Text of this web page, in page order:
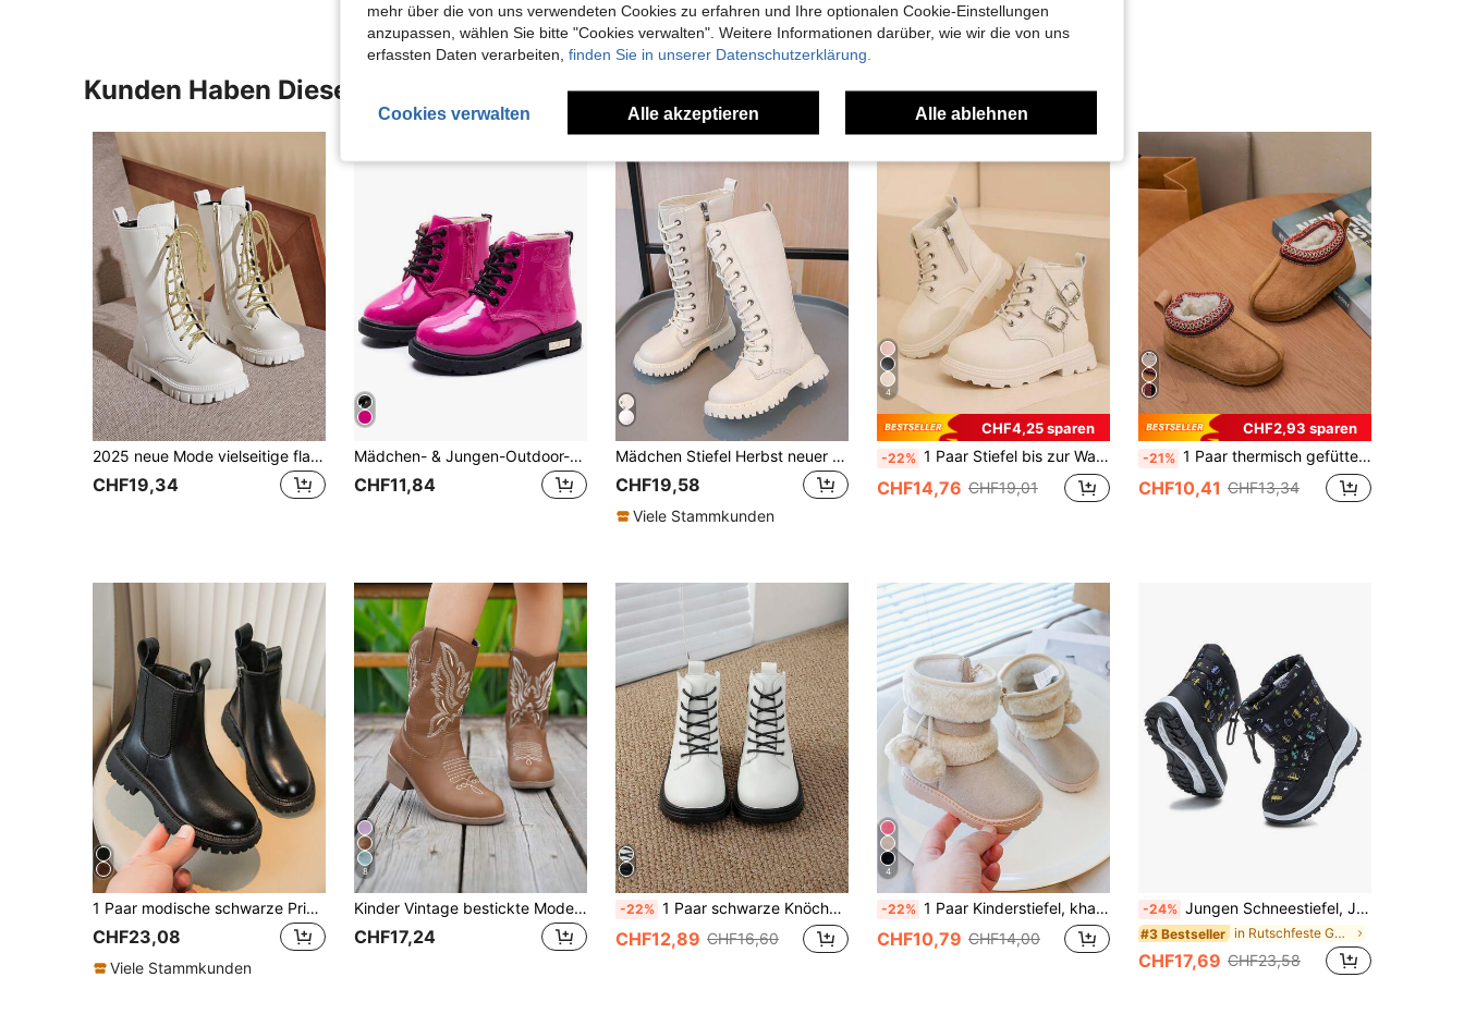
Kunden Haben Diese Artikel Auch Angeschaut
2025 neue Mode vielseitige flache Knöchelstiefel, Stiefel bis zur Mitte des Wades für Mädchen, Teenager Reitstiefel
CHF19,34
Mädchen- & Jungen-Outdoor-Freizeitstiefel aus Kunstleder, Mädchen-Kurzstiefel mit Plüschfutter
CHF11,84
Mädchen Stiefel Herbst neuer Stil Kinder High-Top Stiefel mittlere bis große Kinder Lässig lange Stiefel rutschfest flache Prinzessin Stiefel kleine Mädchen Seitenreißverschluss Motorradstiefel Campus Schüler Stiefel
CHF19,58
Viele Stammkunden
4
CHF4,25 sparen
-22% 1 Paar Stiefel bis zur Wade, weiches und bequemes PU-Gewebe, Innenseitenreißverschluss, Frontschnürung, minimalistisches Design, runde Zehenpartie, weiche Sohle, seitliche Metall-Schnallen-Dekoration, modische und süße Mädchen-Stiefeletten, geeignet für tägliche Lässig, Party, Campus, Outdoor-Tragen, Herbst/Winter neuer Stil
CHF14,76 CHF19,01
CHF2,93 sparen
-21% 1 Paar thermisch gefütterte Kinder-Stiefeletten, ultra dicke Plüsch-Schneestiefel für Kinder mit gewebtem Dekor, modische Slip-On-Stiefel für Jungen und Mädchen, geeignet für Innen- und Außenbereich, Skifahren, Festivals und Winter-Alltagsoutfits. (Größe fällt eine halbe Nummer klein aus, Empfehlung: eine Nummer größer kaufen)
CHF10,41 CHF13,34
1 Paar modische schwarze Prinzessinnenstiefel für Mädchen
CHF23,08
Viele Stammkunden
8
Kinder Vintage bestickte Mode Western Stiefel, spitz zulaufende Zehenpartie, klobiger Absatz, leichte Seitenreißverschluss Wadenhöhe Mode, weiche Sohle, weiche Oberfläche Kinder Performance Kostüm Stiefel, Kinder Feiertagsstiefel [Es wird empfohlen, eine Nummer größer zu wählen, die Größe fällt klein aus] Weihnachten, Kindergeschenke, Schuhe für Kinder, Mädchengeschenke, Stiefel, Kniehohe Stiefel, Chelsea, Kinder Absätze,
CHF17,24
-22% 1 Paar schwarze Knöchelstiefel, einfarbig weiches PU-Material mit Farbblock-Patchwork, Reißverschluss an der Innenseite, runde Zehenpartie, warme dicke Sohle mit Höhenzunahme, modische süße lässige britische College-Stil Prinzessinnenstiefel bis zur Wade, geeignet für 3-12 Jahre alte Jungen und Mädchen Schüler, für den täglichen Campus- und Outdoor-Gebrauch, Herbst/Winter Neuankömmling
CHF12,89 CHF16,60
4
-22% 1 Paar Kinderstiefel, khakifarbene Plüschfell-Schneestiefel, weiche Sohle rutschfest, mittelhoch Design geeignet für Jungen & Mädchen Outdoor, Party, Reise, Winter
CHF10,79 CHF14,00
-24% Jungen Schneestiefel, Jungen Outdoor Schuhe, Jungen Modeschuhe, Jungen Schuhe, Mädchen Schneestiefel, Jungen und Mädchen Schneestiefel
#3 Bestseller in Rutschfeste Gummi-Außensohle Kinderstiefel
CHF17,69 CHF23,58
mehr über die von uns verwendeten Cookies zu erfahren und Ihre optionalen Cookie-Einstellungen
anzupassen, wählen Sie bitte "Cookies verwalten". Weitere Informationen darüber, wie wir die von uns
erfassten Daten verarbeiten, finden Sie in unserer Datenschutzerklärung.
Cookies verwalten Alle akzeptieren Alle ablehnen